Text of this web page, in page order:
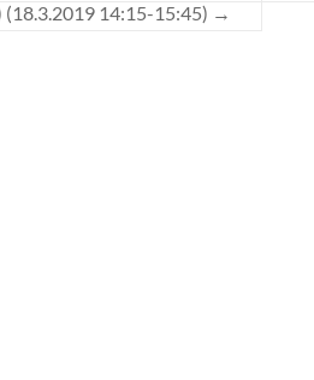
(18.3.2019 14:15-15:45) →